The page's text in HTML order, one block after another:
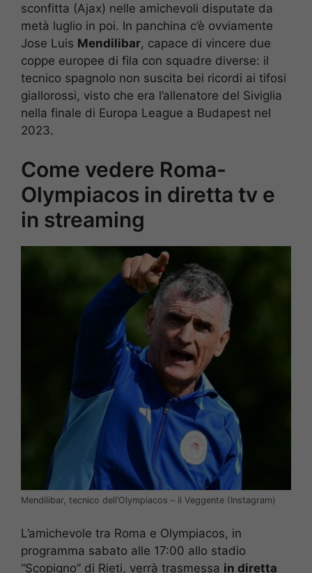
sconfitta (Ajax) nelle amichevoli disputate da
metà luglio in poi. In panchina c’è ovviamente
Jose Luis Mendilibar, capace di vincere due
coppe europee di fila con squadre diverse: il
tecnico spagnolo non suscita bei ricordi ai tifosi
giallorossi, visto che era l’allenatore del Siviglia
nella finale di Europa League a Budapest nel
2023.
Come vedere Roma-
Olympiacos in diretta tv e
in streaming
Mendilibar, tecnico dell’Olympiacos – il Veggente (Instagram)
L’amichevole tra Roma e Olympiacos, in
programma sabato alle 17:00 allo stadio
“Scopigno” di Rieti, verrà trasmessa in diretta